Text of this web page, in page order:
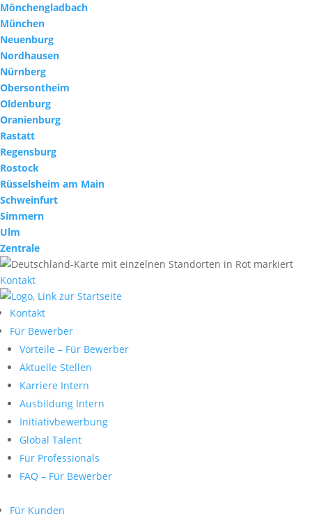
Mönchengladbach
München
Neuenburg
Nordhausen
Nürnberg
Obersontheim
Oldenburg
Oranienburg
Rastatt
Regensburg
Rostock
Rüsselsheim am Main
Schweinfurt
Simmern
Ulm
Zentrale
Kontakt
Kontakt
Für Bewerber
Vorteile – Für Bewerber
Aktuelle Stellen
Karriere Intern
Ausbildung Intern
Initiativbewerbung
Global Talent
Für Professionals
FAQ – Für Bewerber
Für Kunden